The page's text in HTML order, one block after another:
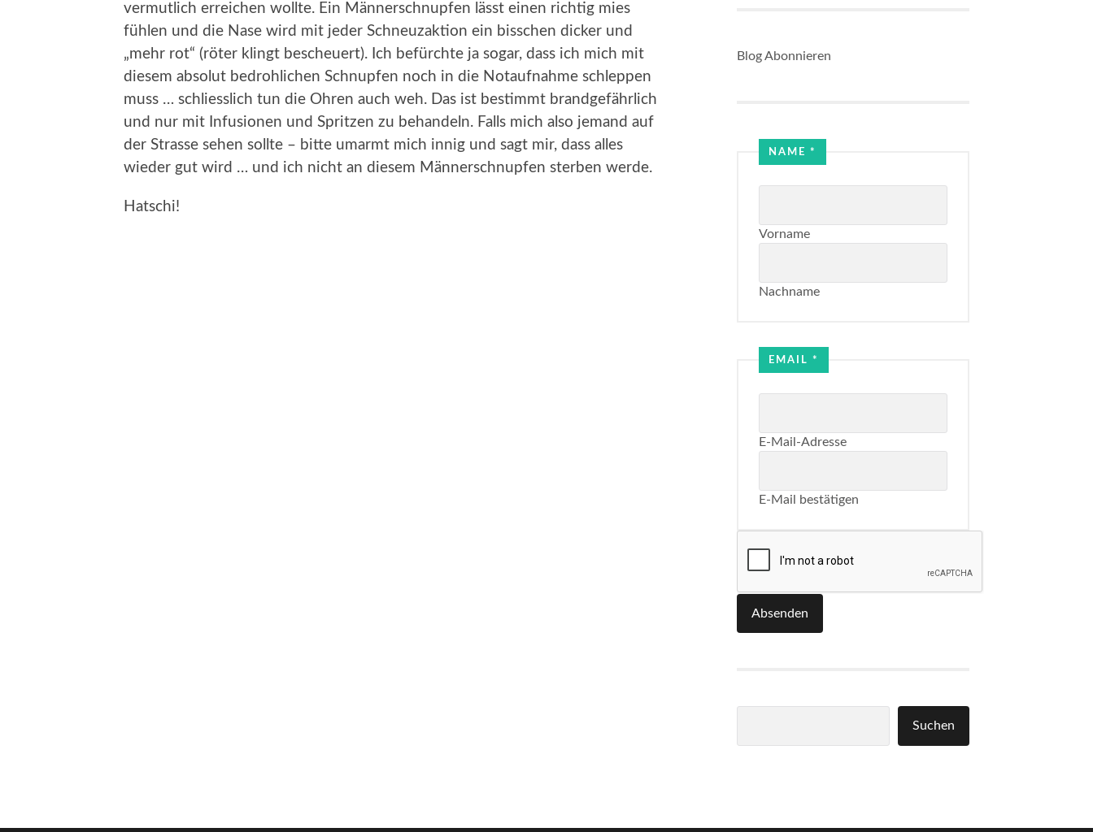
vermutlich erreichen wollte. Ein Männerschnupfen lässt einen richtig mies
fühlen und die Nase wird mit jeder Schneuzaktion ein bisschen dicker und
„mehr rot“ (röter klingt bescheuert). Ich befürchte ja sogar, dass ich mich mit
diesem absolut bedrohlichen Schnupfen noch in die Notaufnahme schleppen
muss … schliesslich tun die Ohren auch weh. Das ist bestimmt brandgefährlich
und nur mit Infusionen und Spritzen zu behandeln. Falls mich also jemand auf
der Strasse sehen sollte – bitte umarmt mich innig und sagt mir, dass alles
wieder gut wird … und ich nicht an diesem Männerschnupfen sterben werde.
Hatschi!
Blog Abonnieren
NAME *
Vorname
Nachname
Email
EMAIL *
E-Mail-Adresse
E-Mail bestätigen
Absenden
Suchen